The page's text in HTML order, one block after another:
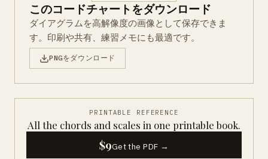
このコードチャートをダウンロード
ダイアグラムを高解像度の画像として保存できま
す。印刷や共有、練習メモにも最適です。
PNGをダウンロード
PRINTABLE REFERENCE
All the chords and scales in one printable book.
$9Get the PDF →